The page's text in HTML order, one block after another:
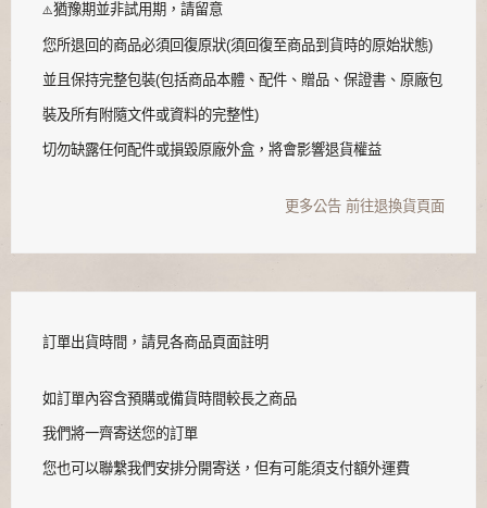
⚠️猶豫期並非試用期，請留意
您所退回的商品必須回復原狀(須回復至商品到貨時的原始狀態)
並且保持完整包裝(包括商品本體、配件、贈品、保證書、原廠包
裝及所有附隨文件或資料的完整性)
切勿缺露任何配件或損毀原廠外盒，將會影響退貨權益
更多公告 前往退換貨頁面
訂單出貨時間，請見各商品頁面註明
如訂單內容含預購或備貨時間較長之商品
我們將一齊寄送您的訂單
您也可以聯繫我們安排分開寄送，但有可能須支付額外運費